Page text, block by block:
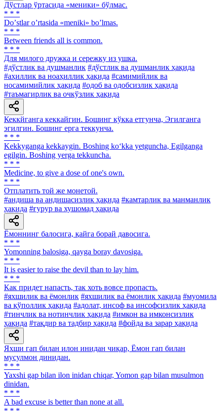
Дўстлар ўртасида «меники» бўлмас.
* * *
Doʼstlar oʼrtasida «meniki» boʼlmas.
* * *
Between friends all is common.
* * *
Для милого дружка и сережку из ушка.
#дўстлик ва душманлик #дўстлик ва душманлик ҳақида
#аҳиллик ва ноаҳиллик ҳақида #самимийлик ва
носамимийлик ҳақида #одоб ва одобсизлик ҳақида
#таъмагирлик ва очкўзлик ҳақида
Кеккйганга кеккайгин. Бошинг кўкка етгунча, Эгилганга
эгилгин. Бошинг ерга теккунча.
* * *
Kekkyganga kekkaygin. Boshing ko‘kka yetguncha, Egilganga
egilgin. Boshing yerga tekkuncha.
* * *
Medicine, to give a dose of one's own.
* * *
Отплатить той же монетой.
#андиша ва андишасизлик ҳақида #камтарлик ва манманлик
ҳақида #ғурур ва хушомад ҳақида
Ёмоннинг балосига, қайга борай давосига.
* * *
Yomonning balosiga, qayga boray davosiga.
* * *
It is easier to raise the devil than to lay him.
* * *
Как придет напасть, так хоть вовсе пропасть.
#яхшилик ва ёмонлик #яхшилик ва ёмонлик ҳақида #муомила
ва қўполлик ҳақида #адолат, инсоф ва инсофсизлик ҳақида
#тинчлик ва нотинчлик ҳақида #имкон ва имконсизлик
ҳақида #тақдир ва тадбир ҳақида #фойда ва зарар ҳақида
Яхши гап билан илон инидан чиқар, Ёмон гап билан
мусулмон динидан.
* * *
Yaxshi gap bilan ilon inidan chiqar, Yomon gap bilan musulmon
dinidan.
* * *
A bad excuse is better than none at all.